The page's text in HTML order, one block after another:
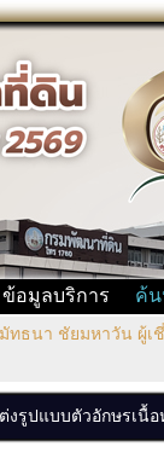
ข้อมูลบริการ ค้น
ทธนา ชัยมหาวัน ผู้
งรูปแบบตัวอักษรเ